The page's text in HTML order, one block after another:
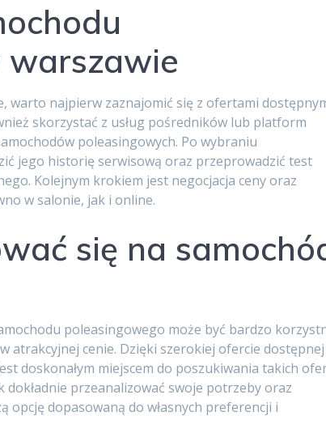
warto najpierw zaznajomić się z ofertami
skorzystać z usług pośredników lub platform
poleasingowych. Po wybraniu
jego historię serwisową oraz przeprowadzić test
Kolejnym krokiem jest negocjacja ceny oraz
w salonie, jak i online.
się na
poleasingowego może być bardzo
atrakcyjnej cenie. Dzięki szerokiej ofercie
doskonałym miejscem do poszukiwania takich
przeanalizować swoje potrzeby oraz
dopasowaną do własnych preferencji i